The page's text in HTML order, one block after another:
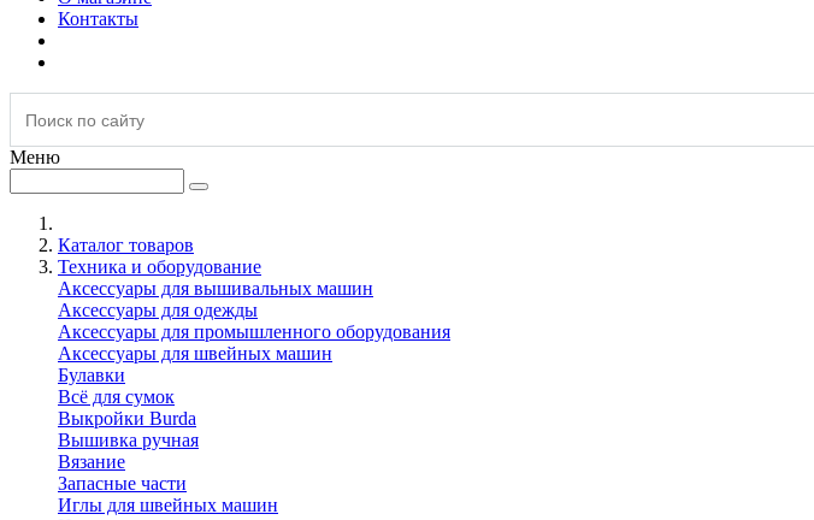
Контакты
Меню
Каталог товаров
Техника и оборудование
Аксессуары для вышивальных машин
Аксессуары для одежды
Аксессуары для промышленного оборудования
Аксессуары для швейных машин
Булавки
Всё для сумок
Выкройки Burda
Вышивка ручная
Вязание
Запасные части
Иглы для швейных машин